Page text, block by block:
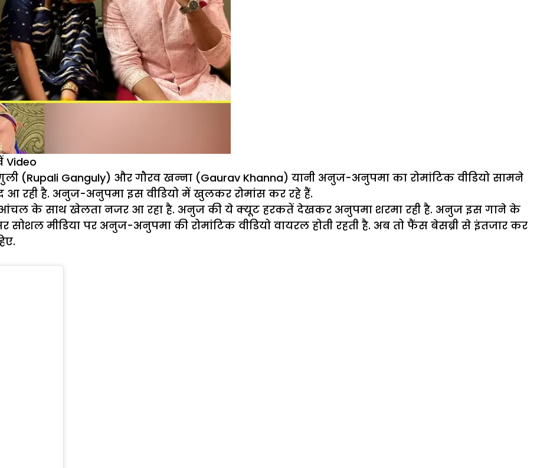
(Rupali Ganguly) और गौरव खन्ना (Gaurav Khanna) यानी अनुज-अनुपमा का रोमांटिक वीडियो सामने
आ रही है. अनुज-अनुपमा इस वीडियो में खुलकर रोमांस कर रहे हैं.
के साथ खेलता नजर आ रहा है. अनुज की ये क्यूट हरकतें देखकर अनुपमा शरमा रही है. अनुज इस गाने के
मीडिया पर अनुज-अनुपमा की रोमांटिक वीडियो वायरल होती रहती है. अब तो फैंस बेसब्री से इंतजार कर